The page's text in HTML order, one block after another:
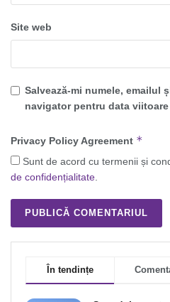
Site web
Salvează-mi numele, emailul
navigator pentru data
Privacy Policy Agreement *
Sunt de acord cu termenii și
de confidențialitate
În tendințe